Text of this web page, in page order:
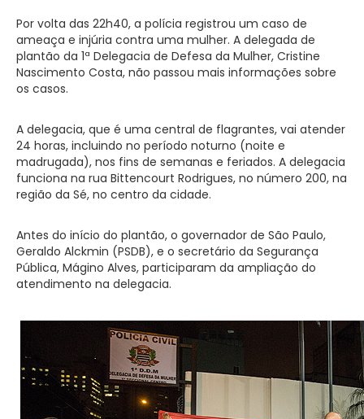
Por volta das 22h40, a polícia registrou um caso de
ameaça e injúria contra uma mulher. A delegada de
plantão da 1ª Delegacia de Defesa da Mulher, Cristine
Nascimento Costa, não passou mais informações sobre
os casos.
A delegacia, que é uma central de flagrantes, vai atender
24 horas, incluindo no período noturno (noite e
madrugada), nos fins de semanas e feriados. A delegacia
funciona na rua Bittencourt Rodrigues, no número 200, na
região da Sé, no centro da cidade.
Antes do início do plantão, o governador de São Paulo,
Geraldo Alckmin (PSDB), e o secretário da Segurança
Pública, Mágino Alves, participaram da ampliação do
atendimento na delegacia.